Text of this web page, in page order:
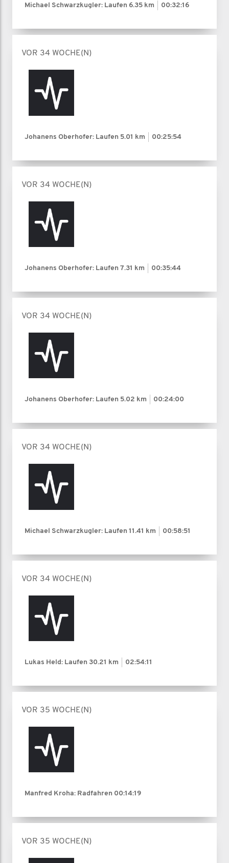
Michael Schwarzkugler: Laufen 6.35 km 00:32:16
VOR 34 WOCHE(N)
Johanens Oberhofer: Laufen 5.01 km 00:25:54
VOR 34 WOCHE(N)
Johanens Oberhofer: Laufen 7.31 km 00:35:44
VOR 34 WOCHE(N)
Johanens Oberhofer: Laufen 5.02 km 00:24:00
VOR 34 WOCHE(N)
Michael Schwarzkugler: Laufen 11.41 km 00:58:51
VOR 34 WOCHE(N)
Lukas Held: Laufen 30.21 km 02:54:11
VOR 35 WOCHE(N)
Manfred Kroha: Radfahren 00:14:19
VOR 35 WOCHE(N)